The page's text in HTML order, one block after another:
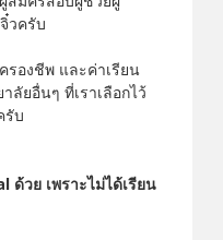
วครับ
รองชีพ และค่าเรียน
ลัยอื่นๆ ที่เราเลือกไว้
รับ
ด้วย เพราะไม่ได้เรียน